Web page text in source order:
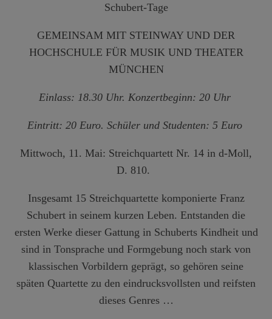
Schubert-Tage
GEMEINSAM MIT STEINWAY UND DER
HOCHSCHULE FÜR MUSIK UND THEATER
MÜNCHEN
Einlass: 18.30 Uhr. Konzertbeginn: 20 Uhr
Eintritt: 20 Euro. Schüler und Studenten: 5 Euro
Mittwoch, 11. Mai: Streichquartett Nr. 14 in d-Moll,
D. 810.
Insgesamt 15 Streichquartette komponierte Franz
Schubert in seinem kurzen Leben. Entstanden die
ersten Werke dieser Gattung in Schuberts Kindheit und
sind in Tonsprache und Formgebung noch stark von
klassischen Vorbildern geprägt, so gehören seine
späten Quartette zu den eindrucksvollsten und reifsten
dieses Genres …